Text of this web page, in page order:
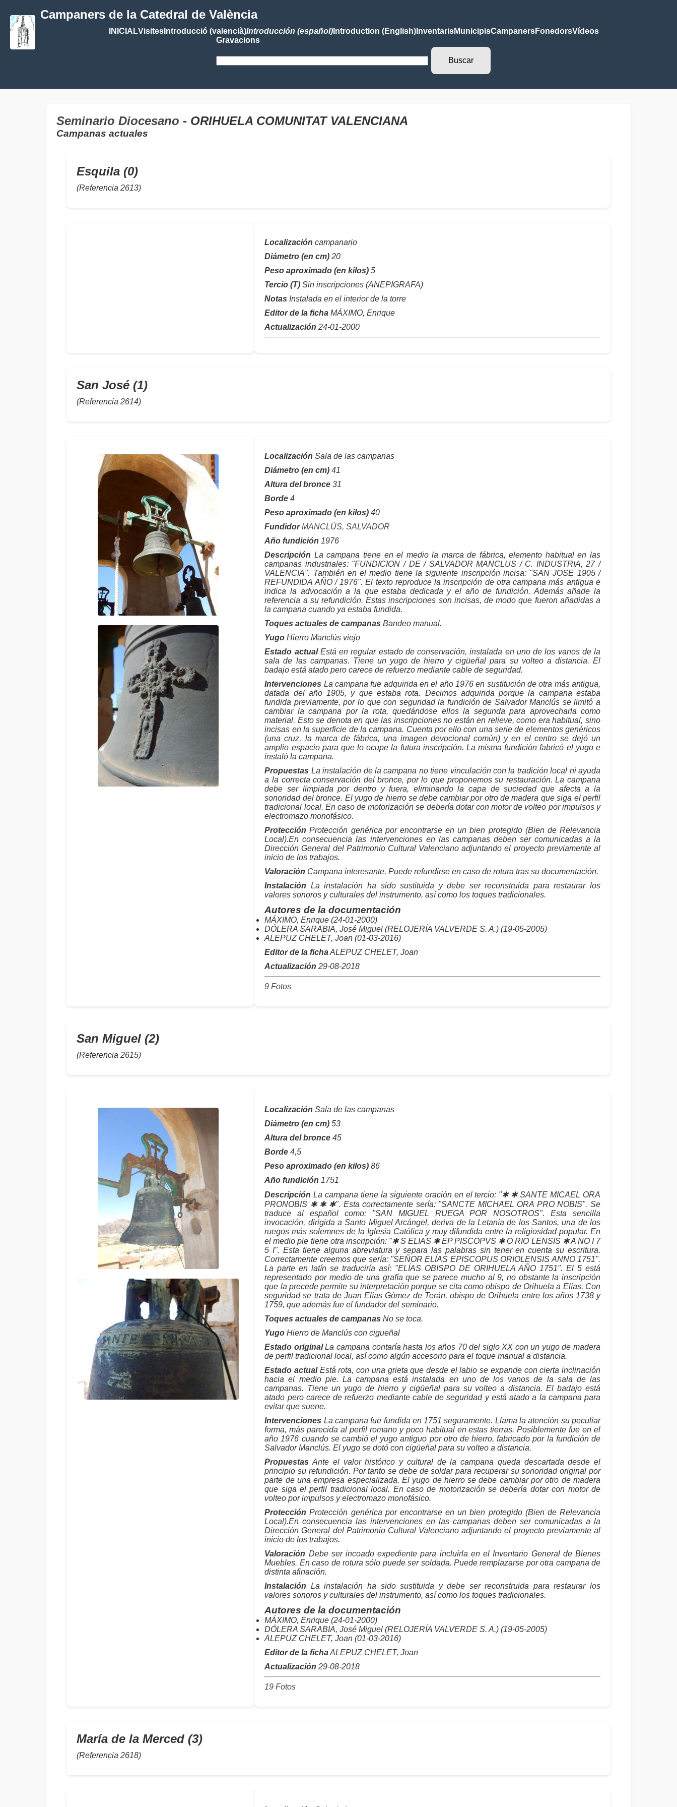
Campaners de la Catedral de València
INICIALVisitesIntroducció (valencià)Introducción (español)Introduction (English)InventarisMunicipisCampanersFonedorsVídeos
Gravacions
Seminario Diocesano - ORIHUELA COMUNITAT VALENCIANA
Campanas actuales
Esquila (0)
(Referencia 2613)
Localización campanario
Diámetro (en cm) 20
Peso aproximado (en kilos) 5
Tercio (T) Sin inscripciones (ANEPIGRAFA)
Notas Instalada en el interior de la torre
Editor de la ficha MÁXIMO, Enrique
Actualización 24-01-2000
San José (1)
(Referencia 2614)
Localización Sala de las campanas
Diámetro (en cm) 41
Altura del bronce 31
Borde 4
Peso aproximado (en kilos) 40
Fundidor MANCLÚS, SALVADOR
Año fundición 1976
Descripción La campana tiene en el medio la marca de fábrica, elemento habitual en las
campanas industriales: "FUNDICION / DE / SALVADOR MANCLUS / C. INDUSTRIA, 27 /
VALENCIA". También en el medio tiene la siguiente inscripción incisa: "SAN JOSE 1905 /
REFUNDIDA AÑO / 1976". El texto reproduce la inscripción de otra campana más antigua e
indica la advocación a la que estaba dedicada y el año de fundición. Además añade la
referencia a su refundición. Estas inscripciones son incisas, de modo que fueron añadidas a
la campana cuando ya estaba fundida.
Toques actuales de campanas Bandeo manual.
Yugo Hierro Manclús viejo
Estado actualEstá en regular estado de conservación, instalada en uno de los vanos de la
sala de las campanas. Tiene un yugo de hierro y cigüeñal para su volteo a distancia. El
badajo está atado pero carece de refuerzo mediante cable de seguridad.
Intervenciones La campana fue adquirida en el año 1976 en sustitución de otra más antigua,
datada del año 1905, y que estaba rota. Decimos adquirida porque la campana estaba
fundida previamente, por lo que con seguridad la fundición de Salvador Manclús se limitó a
cambiar la campana por la rota, quedándose ellos la segunda para aprovecharla como
material. Esto se denota en que las inscripciones no están en relieve, como era habitual, sino
incisas en la superficie de la campana. Cuenta por ello con una serie de elementos genéricos
(una cruz, la marca de fábrica, una imagen devocional común) y en el centro se dejó un
amplio espacio para que lo ocupe la futura inscripción. La misma fundición fabricó el yugo e
instaló la campana.
Propuestas La instalación de la campana no tiene vinculación con la tradición local ni ayuda
a la correcta conservación del bronce, por lo que proponemos su restauración. La campana
debe ser limpiada por dentro y fuera, eliminando la capa de suciedad que afecta a la
sonoridad del bronce. El yugo de hierro se debe cambiar por otro de madera que siga el perfil
tradicional local. En caso de motorización se debería dotar con motor de volteo por impulsos y
electromazo monofásico.
Protección Protección genérica por encontrarse en un bien protegido (Bien de Relevancia
Local).En consecuencia las intervenciones en las campanas deben ser comunicadas a la
Dirección General del Patrimonio Cultural Valenciano adjuntando el proyecto previamente al
inicio de los trabajos.
Valoración Campana interesante. Puede refundirse en caso de rotura tras su documentación.
Instalación La instalación ha sido sustituida y debe ser reconstruida para restaurar los
valores sonoros y culturales del instrumento, así como los toques tradicionales.
Autores de la documentación
MÁXIMO, Enrique (24-01-2000)
DÓLERA SARABIA, José Miguel (RELOJERÍA VALVERDE S. A.) (19-05-2005)
ALEPUZ CHELET, Joan (01-03-2016)
Editor de la fichaALEPUZ CHELET, Joan
Actualización 29-08-2018
9 Fotos
San Miguel (2)
(Referencia 2615)
Localización Sala de las campanas
Diámetro (en cm) 53
Altura del bronce 45
Borde 4,5
Peso aproximado (en kilos) 86
Año fundición 1751
Descripción La campana tiene la siguiente oración en el tercio: "✱ ✱ SANTE MICAEL ORA
PRONOBIS ✱ ✱ ✱". Esta correctamente sería: "SANCTE MICHAEL ORA PRO NOBIS". Se
traduce al español como: "SAN MIGUEL RUEGA POR NOSOTROS". Esta sencilla
invocación, dirigida a Santo Miguel Arcángel, deriva de la Letanía de los Santos, una de los
ruegos más solemnes de la Iglesia Católica y muy difundida entre la religiosidad popular. En
el medio pie tiene otra inscripción: "✱ S ELIAS ✱ EP PISCOPVS ✱ O RIO LENSIS ✱ A NO I 7
5 I". Esta tiene alguna abreviatura y separa las palabras sin tener en cuenta su escritura.
Correctamente creemos que sería: "SEÑOR ELÍAS EPISCOPUS ORIOLENSIS ANNO 1751".
La parte en latín se traduciría así: "ELÍAS OBISPO DE ORIHUELA AÑO 1751". El 5 está
representado por medio de una grafía que se parece mucho al 9, no obstante la inscripción
que la precede permite su interpretación porque se cita como obispo de Orihuela a Elías. Con
seguridad se trata de Juan Elías Gómez de Terán, obispo de Orihuela entre los años 1738 y
1759, que además fue el fundador del seminario.
Toques actuales de campanas No se toca.
Yugo Hierro de Manclús con cigueñal
Estado originalLa campana contaría hasta los años 70 del siglo XX con un yugo de madera
de perfil tradicional local, así como algún accesorio para el toque manual a distancia.
Estado actualEstá rota, con una grieta que desde el labio se expande con cierta inclinación
hacia el medio pie. La campana está instalada en uno de los vanos de la sala de las
campanas. Tiene un yugo de hierro y cigüeñal para su volteo a distancia. El badajo está
atado pero carece de refuerzo mediante cable de seguridad y está atado a la campana para
evitar que suene.
Intervenciones La campana fue fundida en 1751 seguramente. Llama la atención su peculiar
forma, más parecida al perfil romano y poco habitual en estas tierras. Posiblemente fue en el
año 1976 cuando se cambió el yugo antiguo por otro de hierro, fabricado por la fundición de
Salvador Manclús. El yugo se dotó con cigüeñal para su volteo a distancia.
Propuestas Ante el valor histórico y cultural de la campana queda descartada desde el
principio su refundición. Por tanto se debe de soldar para recuperar su sonoridad original por
parte de una empresa especializada. El yugo de hierro se debe cambiar por otro de madera
que siga el perfil tradicional local. En caso de motorización se debería dotar con motor de
volteo por impulsos y electromazo monofásico.
Protección Protección genérica por encontrarse en un bien protegido (Bien de Relevancia
Local).En consecuencia las intervenciones en las campanas deben ser comunicadas a la
Dirección General del Patrimonio Cultural Valenciano adjuntando el proyecto previamente al
inicio de los trabajos.
Valoración Debe ser incoado expediente para incluirla en el Inventario General de Bienes
Muebles. En caso de rotura sólo puede ser soldada. Puede remplazarse por otra campana de
distinta afinación.
Instalación La instalación ha sido sustituida y debe ser reconstruida para restaurar los
valores sonoros y culturales del instrumento, así como los toques tradicionales.
Autores de la documentación
MÁXIMO, Enrique (24-01-2000)
DÓLERA SARABIA, José Miguel (RELOJERÍA VALVERDE S. A.) (19-05-2005)
ALEPUZ CHELET, Joan (01-03-2016)
Editor de la fichaALEPUZ CHELET, Joan
Actualización 29-08-2018
19 Fotos
María de la Merced (3)
(Referencia 2618)